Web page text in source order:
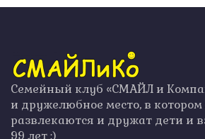
Семейный клуб «СМАЙЛ и
и дружелюбное место, в
развлекаются и дружат дети и
99 лет :)